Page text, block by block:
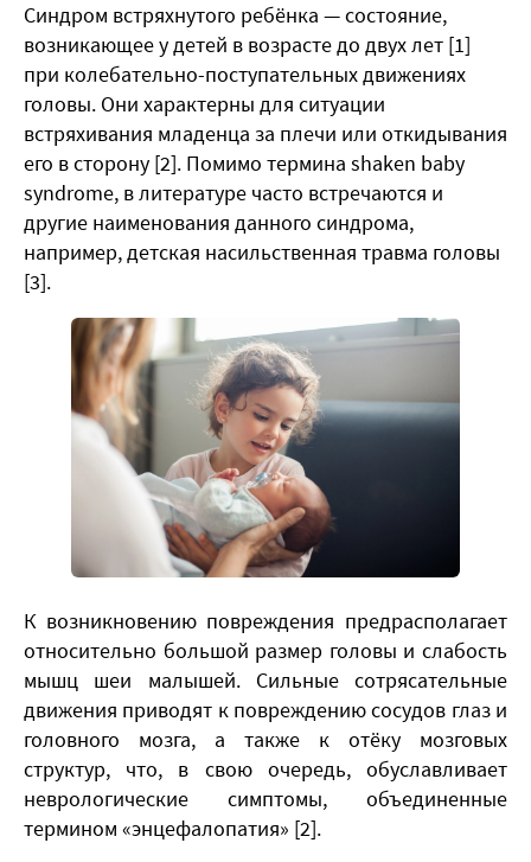
Синдром встряхнутого ребёнка — состояние,
возникающее у детей в возрасте до двух лет [1]
при колебательно-поступательных движениях
головы. Они характерны для ситуации
встряхивания младенца за плечи или откидывания
его в сторону [2]. Помимо термина shaken baby
syndrome, в литературе часто встречаются и
другие наименования данного синдрома,
например, детская насильственная травма головы
[3].
К возникновению повреждения предрасполагает
относительно большой размер головы и слабость
мышц шеи малышей. Сильные сотрясательные
движения приводят к повреждению сосудов глаз и
головного мозга, а также к отёку мозговых
структур, что, в свою очередь, обуславливает
неврологические симптомы, объединенные
термином «энцефалопатия» [2].